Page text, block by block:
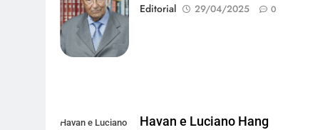
Editorial
29/04/2025 0
Havan e Luciano
Havan e Luciano Hang